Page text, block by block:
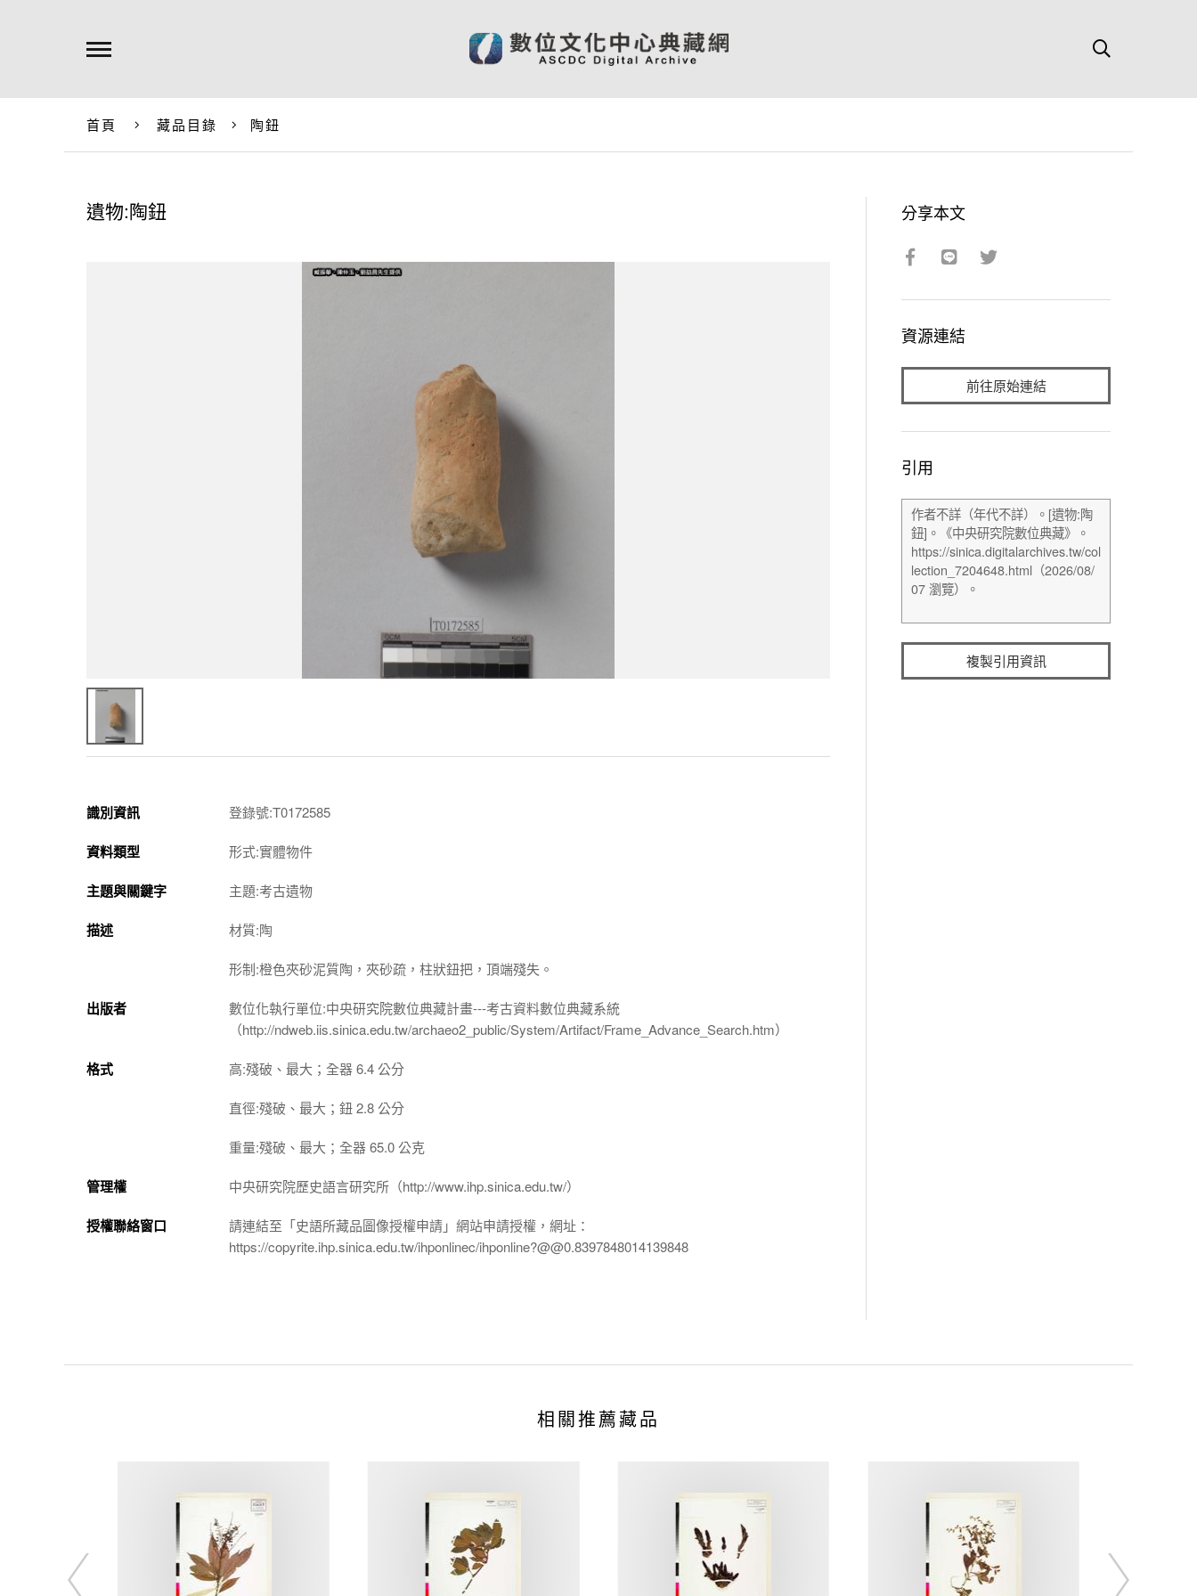
首頁 藏品目錄 陶鈕
遺物:陶鈕
識別資訊 登錄號:T0172585
資料類型 形式:實體物件
主題與關鍵字 主題:考古遺物
描述 材質:陶
形制:橙色夾砂泥質陶，夾砂疏，柱狀鈕把，頂端殘失。
出版者
數位化執行單位:中央研究院數位典藏計畫---考古資料數位典藏系統
（http://ndweb.iis.sinica.edu.tw/archaeo2_public/System/Artifact/Frame_Advance_Search.htm）
格式 高:殘破、最大；全器 6.4 公分
直徑:殘破、最大；鈕 2.8 公分
重量:殘破、最大；全器 65.0 公克
管理權 中央研究院歷史語言研究所（http://www.ihp.sinica.edu.tw/）
授權聯絡窗口
請連結至「史語所藏品圖像授權申請」網站申請授權，網址：
https://copyrite.ihp.sinica.edu.tw/ihponlinec/ihponline?@@0.8397848014139848
分享本文
資源連結
前往原始連結
引用
複製引用資訊
相關推薦藏品